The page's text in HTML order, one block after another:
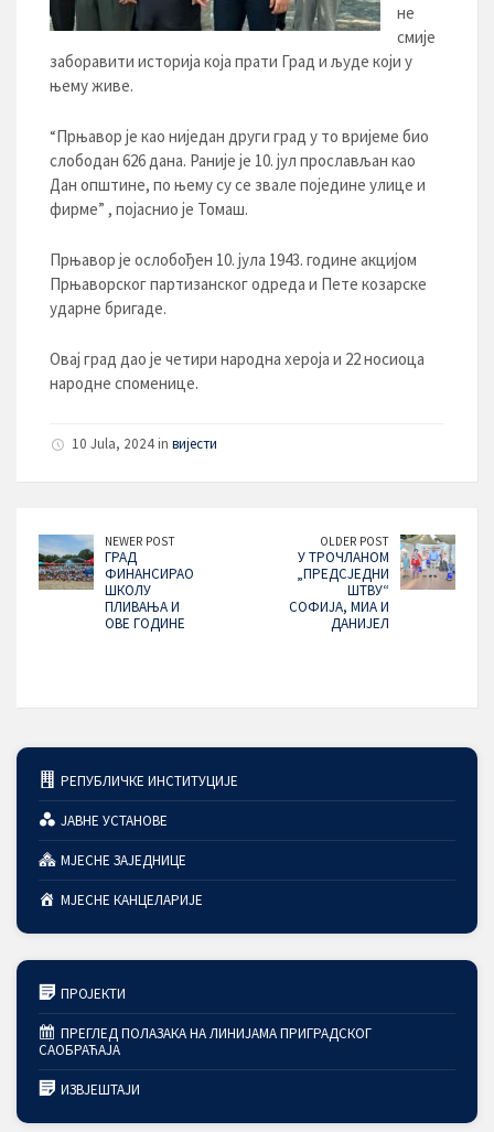
не
смије
заборавити историја која прати Град и људе који у
њему живе.
“Прњавор је као ниједан други град у то вријеме био
слободан 626 дана. Раније је 10. јул прослављан као
Дан општине, по њему су се звале поједине улице и
фирме” , појаснио је Томаш.
Прњавор је ослобођен 10. јула 1943. године акцијом
Прњаворског партизанског одреда и Пете козарске
ударне бригаде.
Овај град дао је четири народна хероја и 22 носиоца
народне споменице.
10 Jula, 2024 in вијести
NEWER POST
ГРАД
ФИНАНСИРАО
ШКОЛУ
ПЛИВАЊА И
ОВЕ ГОДИНЕ
OLDER POST
У ТРОЧЛАНОМ
„ПРЕДСЈЕДНИ
ШТВУ“
СОФИЈА, МИА И
ДАНИЈЕЛ
РЕПУБЛИЧКЕ ИНСТИТУЦИЈЕ
ЈАВНЕ УСТАНОВЕ
МЈЕСНЕ ЗАЈЕДНИЦЕ
МЈЕСНЕ КАНЦЕЛАРИЈЕ
ПРОЈЕКТИ
ПРЕГЛЕД ПОЛАЗАКА НА ЛИНИЈАМА ПРИГРАДСКОГ
САОБРАЋАЈА
ИЗВЈЕШТАЈИ